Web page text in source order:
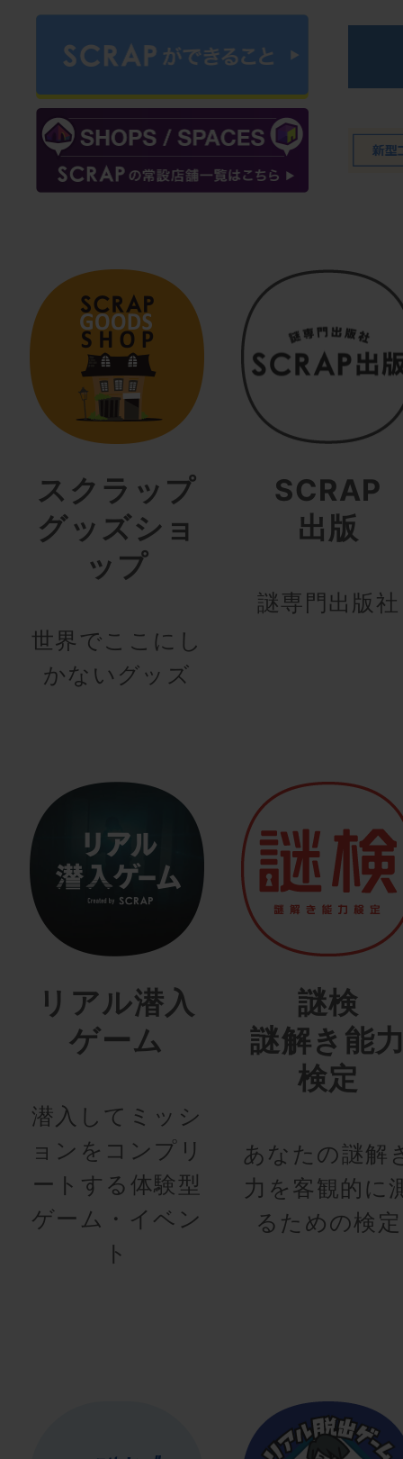
スクラップ
グッズショ
ップ
世界でここにし
かないグッズ
SCRAP
出版
謎専門出版社
リアル潜入
ゲーム
潜入してミッシ
ョンをコンプリ
ートする体験型
ゲーム・イベン
ト
謎検
謎解き能
検定
あなたの謎解
力を客観的に
るための検定